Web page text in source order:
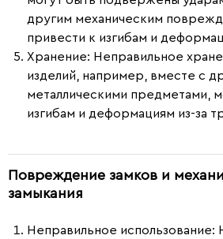
другим механическим
привести к изгибам и
Хранение: Неправильное
изделий, например, вместе с
металлическими предметами,
изгибам и деформациям из-за
Повреждение замков и
замыкания
Неправильное использование: